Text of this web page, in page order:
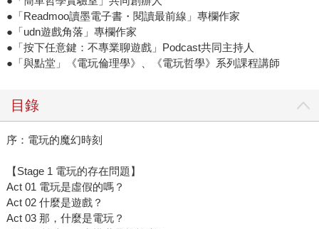
●「Readmoo讀墨電子書・閱讀最前線」專欄作家
●「udn遊戲角落」專欄作家
●「按下任意鍵：不專業聊遊戲」Podcast共同主持人
●「與點堂」《電玩倫理學》、《電玩哲學》系列課程講師
目錄
序：電玩的魔幻時刻
【Stage 1 電玩的存在問題】
Act 01 電玩是虛假的嗎？
Act 02 什麼是遊戲？
Act 03 那，什麼是電玩？